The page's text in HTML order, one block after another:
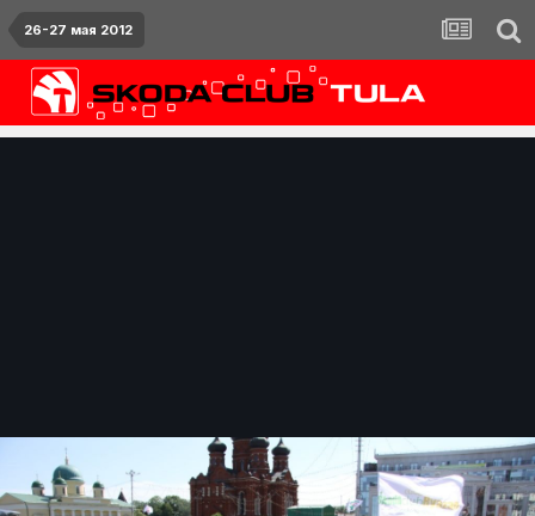
26-27 мая 2012